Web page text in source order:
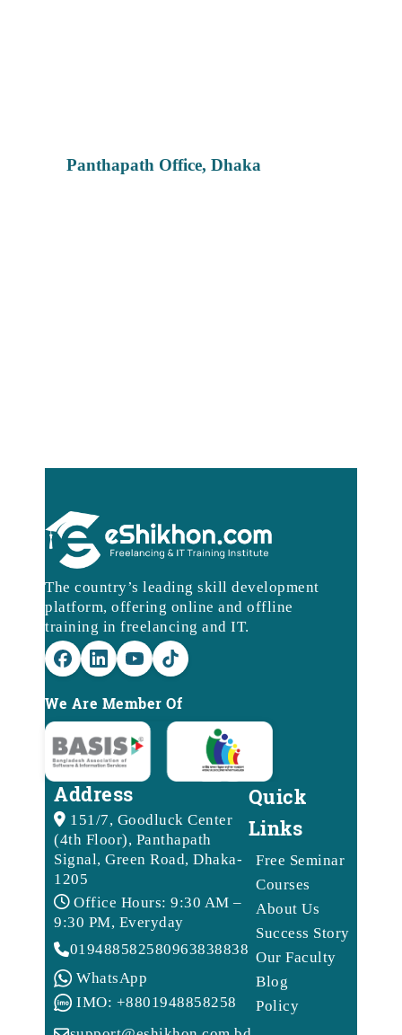
Panthapath Office, Dhaka
The country’s leading skill development
platform, offering online and offline
training in freelancing and IT.
We Are Member Of
Address
151/7, Goodluck Center
(4th Floor), Panthapath
Signal, Green Road, Dhaka-
1205
Office Hours: 9:30 AM –
9:30 PM, Everyday
0194885825809638388388
WhatsApp
IMO: +8801948858258
Quick
Links
Free Seminar
Courses
About Us
Success Story
Our Faculty
Blog
Policy